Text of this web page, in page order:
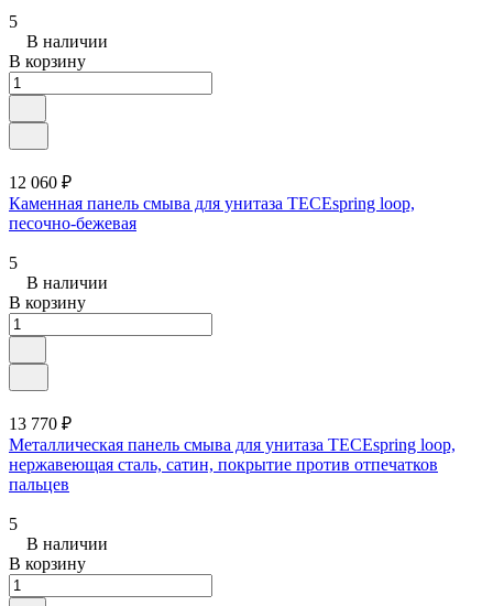
5
В наличии
В корзину
12 060 ₽
Каменная панель смыва для унитаза TECEspring loop,
песочно-бежевая
5
В наличии
В корзину
13 770 ₽
Металлическая панель смыва для унитаза TECEspring loop,
нержавеющая сталь, сатин, покрытие против отпечатков
пальцев
5
В наличии
В корзину